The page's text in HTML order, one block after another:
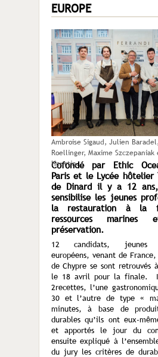
EUROPE
Ambroise Sigaud, Julien
Roellinger, Maxime
Heurtin.
Cofondé par Ethic
Paris et le Lycée hôtelier
de Dinard il y a 12
sensibilise les jeunes
la restauration à la
ressources
préservation.
12 candidats, jeunes
européens, venant de
de Chypre se sont retrouvés
le 18 avril pour la finale.
2recettes, l’une
30 et l’autre de type «
minutes, à base de
durables qu’ils ont eux-
et apportés le jour du
ensuite expliqué à
du jury les critères de